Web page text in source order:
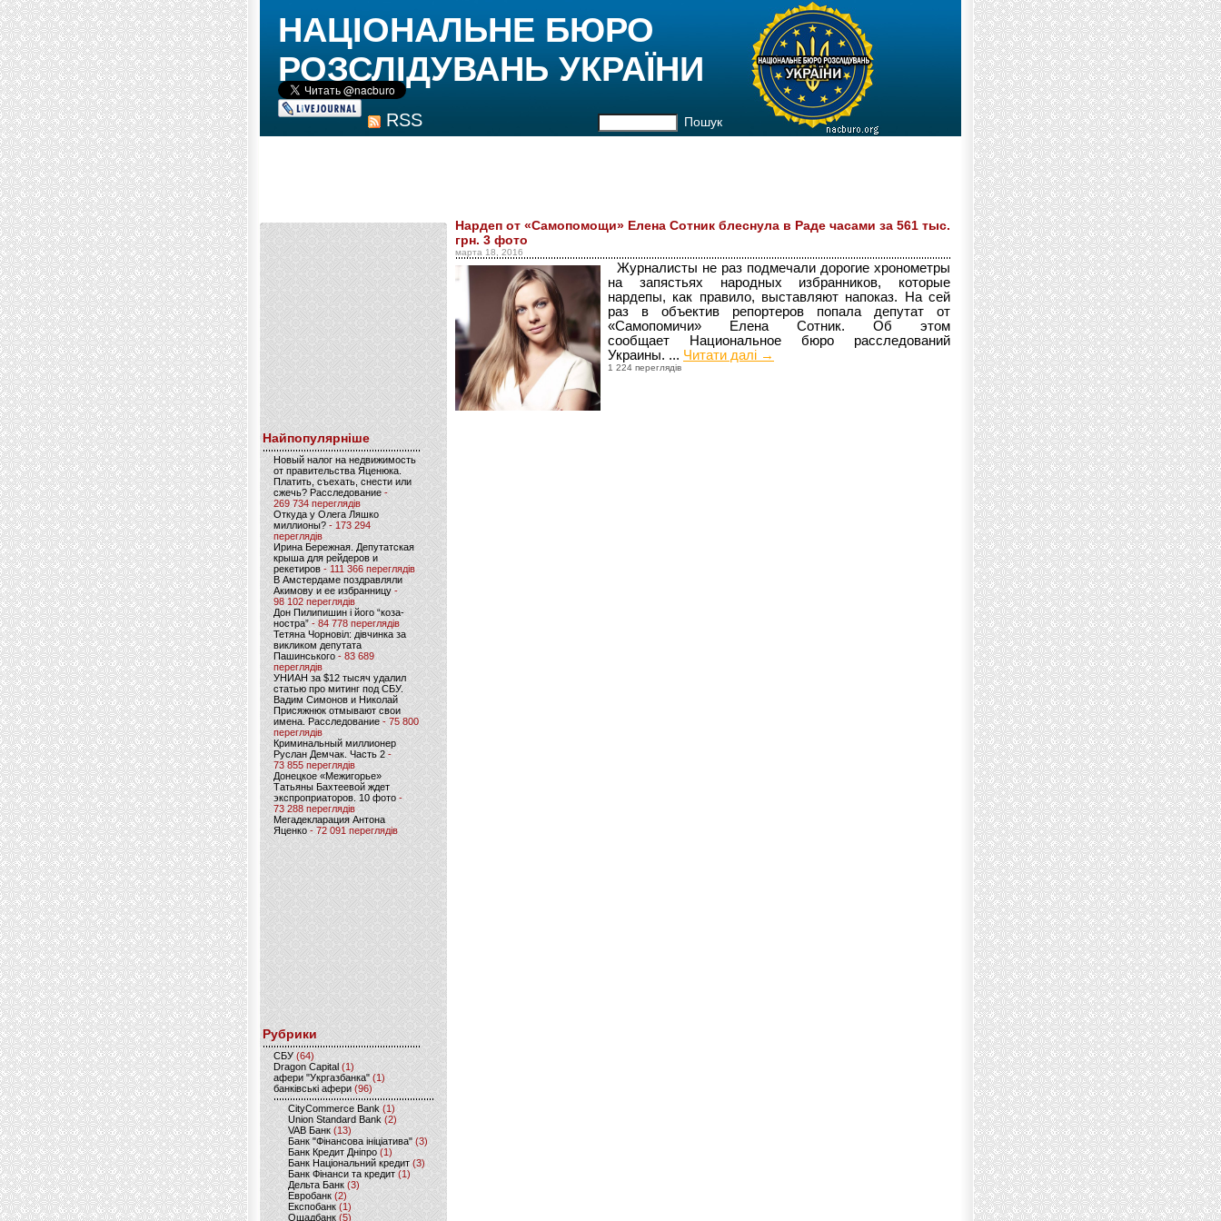
RSS Пошук
НАЦІОНАЛЬНЕ БЮРО
РОЗСЛІДУВАНЬ УКРАЇНИ
Найпопулярніше
Новый налог на недвижимость
от правительства Яценюка.
Платить, съехать, снести или
сжечь? Расследование-
269 734 переглядів
Откуда у Олега Ляшко
миллионы? - 173 294
переглядів
Ирина Бережная. Депутатская
крыша для рейдеров и
рекетиров - 111 366 переглядів
В Амстердаме поздравляли
Акимову и ее избранницу -
98 102 переглядів
Дон Пилипишин і його “коза-
ностра” - 84 778 переглядів
Тетяна Чорновіл: дівчинка за
викликом депутата
Пашинського- 83 689
переглядів
УНИАН за $12 тысяч удалил
статью про митинг под СБУ.
Вадим Симонов и Николай
Присяжнюк отмывают свои
имена. Расследование - 75 800
переглядів
Криминальный миллионер
Руслан Демчак. Часть 2-
73 855 переглядів
Донецкое «Межигорье»
Татьяны Бахтеевой ждет
экспроприаторов. 10 фото -
73 288 переглядів
Мегадекларация Антона
Яценко - 72 091 переглядів
Рубрики
CБУ (64)
Dragon Capital (1)
афери "Укргазбанка" (1)
банківські афери (96)
CityCommerce Bank (1)
Union Standard Bank (2)
VAB Банк (13)
Банк "Фінансова ініціатива" (3)
Банк Кредит Дніпро (1)
Банк Національний кредит (3)
Банк Фінанси та кредит (1)
Дельта Банк (3)
Евробанк(2)
Експобанк (1)
Ощадбанк(5)
Нардеп от «Самопомощи» Елена Сотник блеснула в Раде часами за 561 тыс.
грн. 3 фото
марта 18, 2016
Журналисты не раз подмечали дорогие хронометры
на запястьях народных избранников, которые
нардепы, как правило, выставляют напоказ. На сей
раз в объектив репортеров попала депутат от
«Самопомичи» Елена Сотник. Об этом
сообщает Национальное бюро расследований
Украины. ... Читати далі →
1 224 переглядів